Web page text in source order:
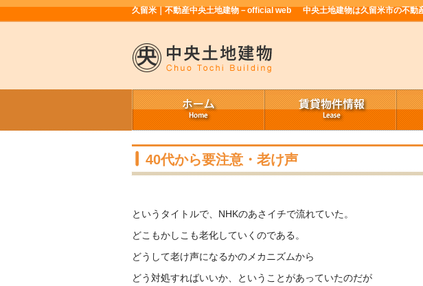
久留米｜不動産中央土地建物－official web 中央土地建物は久留米市の不動
40代から要注意・老け声
というタイトルで、NHKのあさイチで流れていた。
どこもかしこも老化していくのである。
どうして老け声になるかのメカニズムから
どう対処すればいいか、ということがあっていたのだが